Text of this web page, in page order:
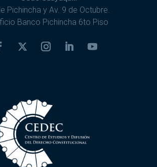
Pichincha y Av. 9 de Octubre.
Banco Pichincha 6to Piso